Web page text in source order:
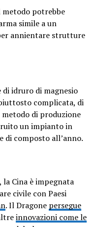
potrebbe
simile a un
annientare strutture
idruro di magnesio
complicata, di
di produzione
un impianto in
composto all’anno.
, la Cina è impegnata
civile con Paesi
. Il Dragone persegue
innovazioni come le